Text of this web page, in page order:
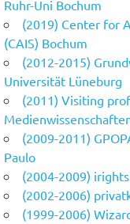
Ruhr-Uni Bochum
(2019) Center for
(CAIS) Bochum
(2012-2015)
Universität Lüneburg
(2011) Visiting
(2009-2011)
Paulo
(2004-2009)
(2002-2006)
(1999-2006)